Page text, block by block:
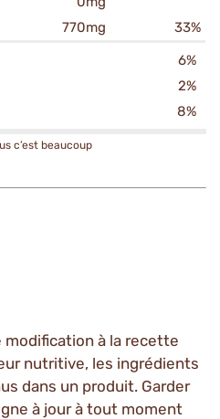
770mg
33%
6%
2%
8%
c’est beaucoup
à la recette
nutritive, les ingrédients
dans un produit. Garder
à jour à tout moment